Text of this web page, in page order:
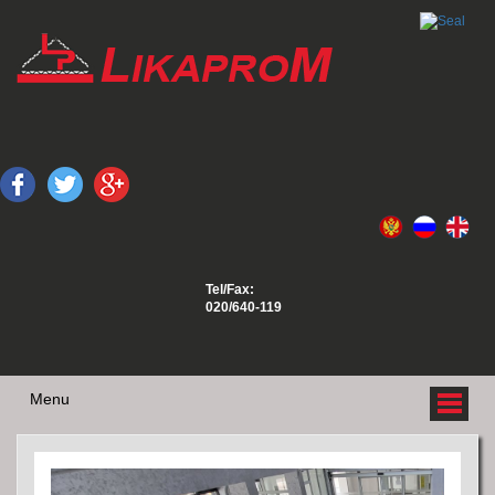
Tel/Fax:
020/640-119
Menu